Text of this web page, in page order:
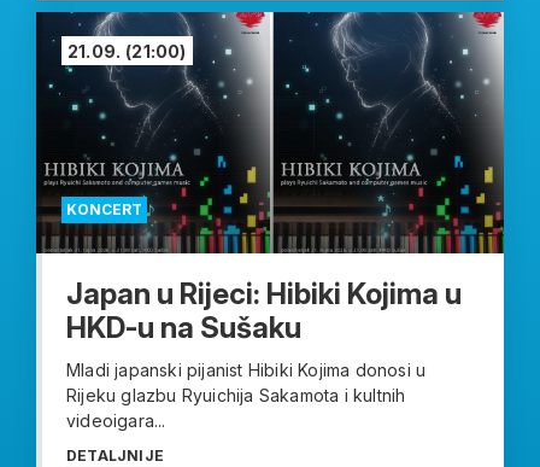
KONCERT
21.09. (21:00)
Japan u Rijeci: Hibiki Kojima u
HKD-u na Sušaku
Mladi japanski pijanist Hibiki Kojima donosi u
Rijeku glazbu Ryuichija Sakamota i kultnih
videoigara...
DETALJNIJE